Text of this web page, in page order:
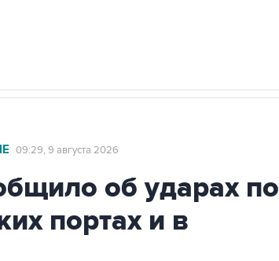
09:29, 9 августа 2026
об ударах по
портах и в